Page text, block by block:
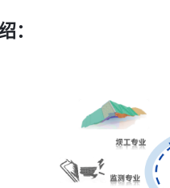
：